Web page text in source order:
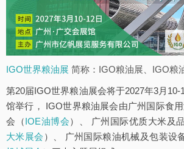
IGO世界粮油展 简称：IGO粮油展、IGO粮
第20届IGO世界粮油展会将于2027年3月10-
馆举行， IGO世界粮油展会由广州国际食
会（IOE油博会）、 广州国际优质大米及
大米展会 ）、 广州国际粮油机械及包装设